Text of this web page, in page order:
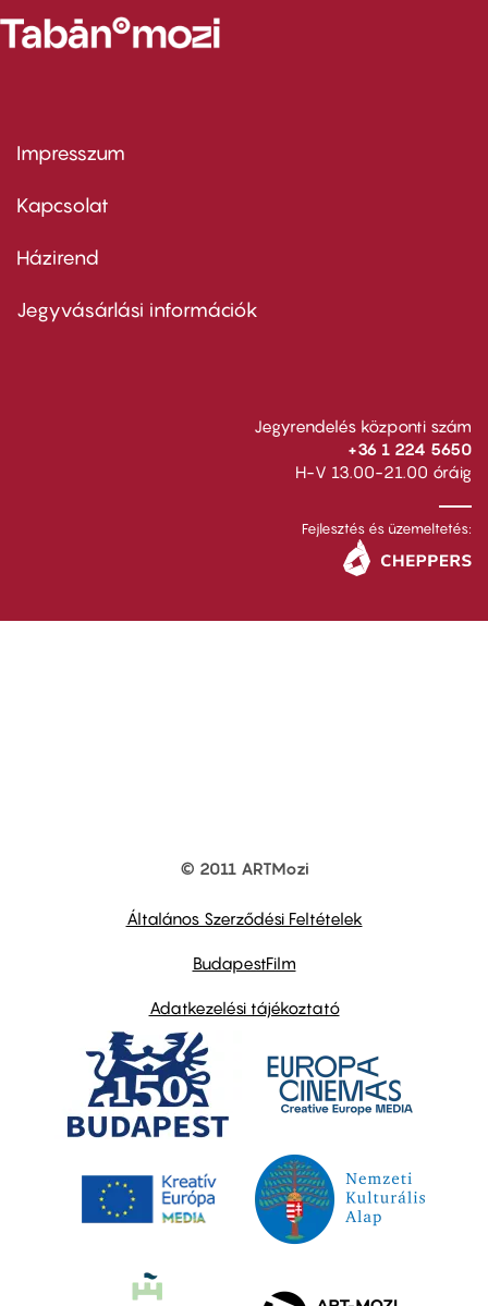
Footer
first
Impresszum
Kapcsolat
Footer
second
Házirend
Jegyvásárlási információk
Jegyrendelés központi szám
+36 1 224 5650
H-V 13.00-21.00 óráig
Fejlesztés és üzemeltetés:
© 2011 ARTMozi
Általános Szerződési Feltételek
BudapestFilm
Adatkezelési tájékoztató